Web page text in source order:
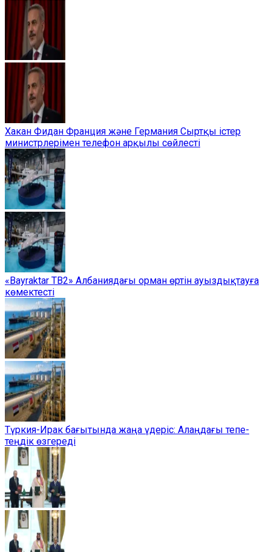
Хакан Фидан Франция және Германия Сыртқы істер
министрлерімен телефон арқылы сөйлесті
«Bayraktar TB2» Албаниядағы орман өртін ауыздықтауға
көмектесті
Түркия-Ирак бағытында жаңа үдеріс: Алаңдағы тепе-
теңдік өзгереді